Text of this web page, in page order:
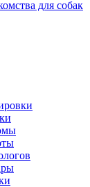
для собак